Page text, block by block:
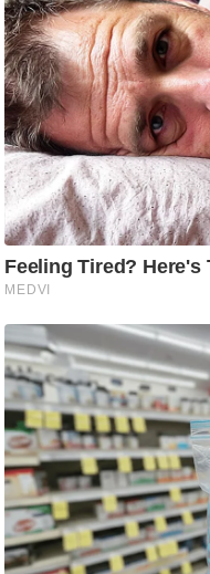
ति
वि
श्ले
ष
ण
स
म
सा
यि
मा
तृ
भू
मि
स्तं
भ
ए
म